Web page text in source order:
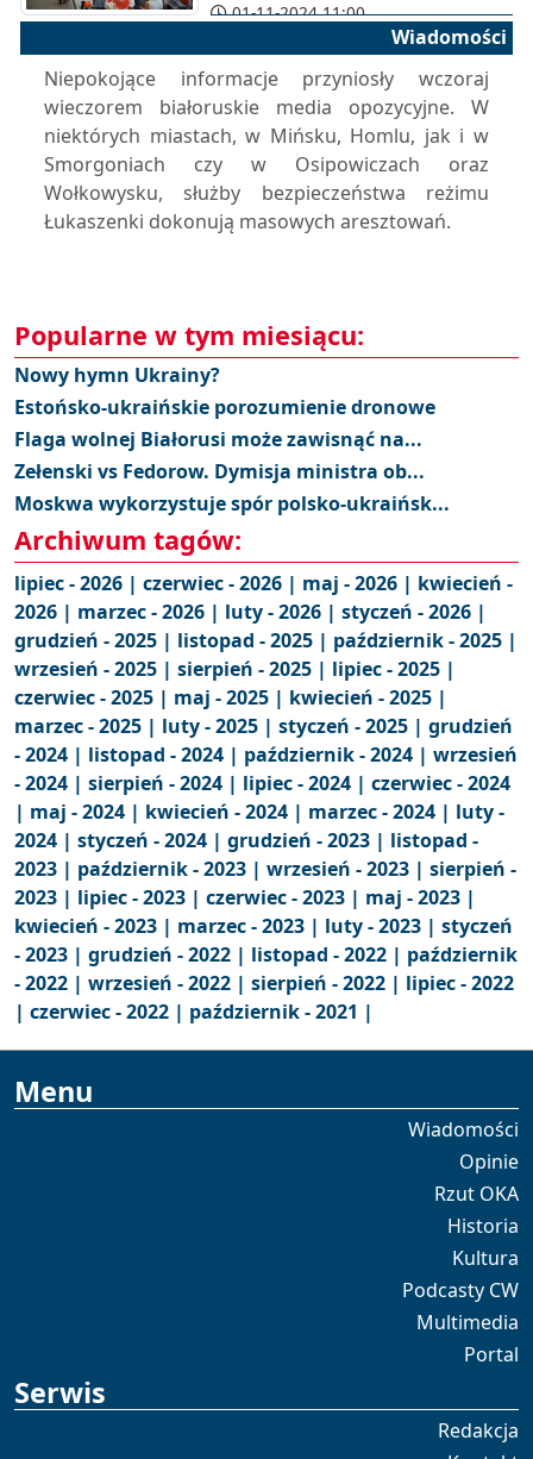
01-11-2024 11:00
Wiadomości
Niepokojące informacje przyniosły wczoraj
wieczorem białoruskie media opozycyjne. W
niektórych miastach, w Mińsku, Homlu, jak i w
Smorgoniach czy w Osipowiczach oraz
Wołkowysku, służby bezpieczeństwa reżimu
Łukaszenki dokonują masowych aresztowań.
Popularne w tym miesiącu:
Nowy hymn Ukrainy?
Estońsko-ukraińskie porozumienie dronowe
Flaga wolnej Białorusi może zawisnąć na...
Zełenski vs Fedorow. Dymisja ministra ob...
Moskwa wykorzystuje spór polsko-ukraińsk...
Archiwum tagów:
lipiec - 2026 | czerwiec - 2026 | maj - 2026 | kwiecień -
2026 | marzec - 2026 | luty - 2026 | styczeń - 2026 |
grudzień - 2025 | listopad - 2025 | październik - 2025 |
wrzesień - 2025 | sierpień - 2025 | lipiec - 2025 |
czerwiec - 2025 | maj - 2025 | kwiecień - 2025 |
marzec - 2025 | luty - 2025 | styczeń - 2025 | grudzień
- 2024 | listopad - 2024 | październik - 2024 | wrzesień
- 2024 | sierpień - 2024 | lipiec - 2024 | czerwiec - 2024
| maj - 2024 | kwiecień - 2024 | marzec - 2024 | luty -
2024 | styczeń - 2024 | grudzień - 2023 | listopad -
2023 | październik - 2023 | wrzesień - 2023 | sierpień -
2023 | lipiec - 2023 | czerwiec - 2023 | maj - 2023 |
kwiecień - 2023 | marzec - 2023 | luty - 2023 | styczeń
- 2023 | grudzień - 2022 | listopad - 2022 | październik
- 2022 | wrzesień - 2022 | sierpień - 2022 | lipiec - 2022
| czerwiec - 2022 | październik - 2021 |
Menu
Wiadomości
Opinie
Rzut OKA
Historia
Kultura
Podcasty CW
Multimedia
Portal
Serwis
Redakcja